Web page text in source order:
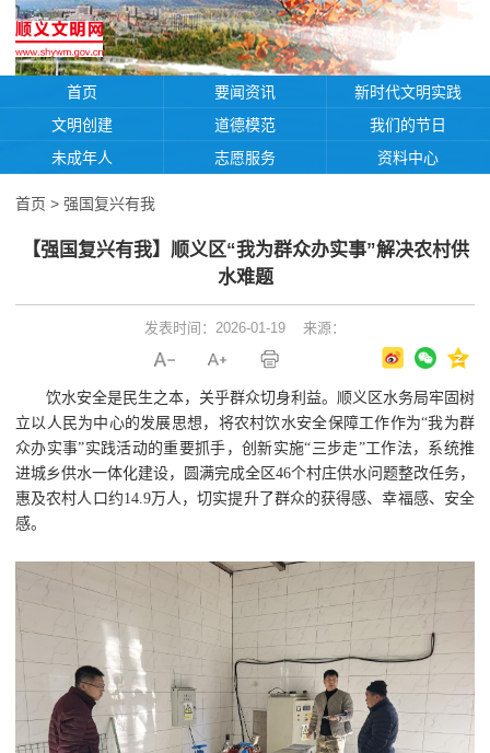
首页 要闻资讯
新时代文明实践
文明创建
道德模范
我们的节日
未成年人
志愿服务 资料中心
首页 > 强国复兴有我
【强国复兴有我】顺义区“我为群众办实事”解决农村供
水难题
发表时间：2026-01-19 来源：
饮水安全是民生之本，关乎群众切身利益。顺义区水务局牢固树
立以人民为中心的发展思想，将农村饮水安全保障工作作为“我为群
众办实事”实践活动的重要抓手，创新实施“三步走”工作法，系统推
进城乡供水一体化建设，圆满完成全区46个村庄供水问题整改任务，
惠及农村人口约14.9万人，切实提升了群众的获得感、幸福感、安全
感。